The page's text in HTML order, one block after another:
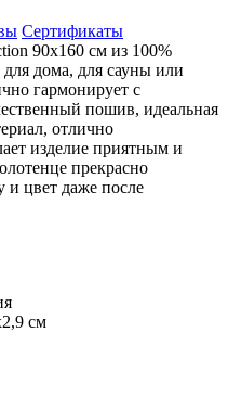
Сертификаты
90х160 см из 100%
дома, для сауны или
гармонирует с
пошив, идеальная
отлично
изделие приятным и
прекрасно
и цвет даже после
см